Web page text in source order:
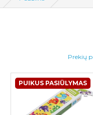
Prekių
PUIKUS PASIŪLYMAS